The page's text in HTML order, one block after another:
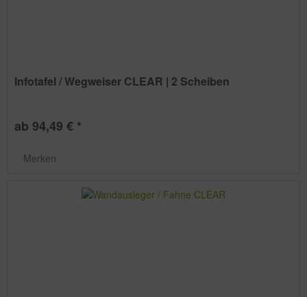
Infotafel / Wegweiser CLEAR | 2 Scheiben
ab 94,49 € *
Merken